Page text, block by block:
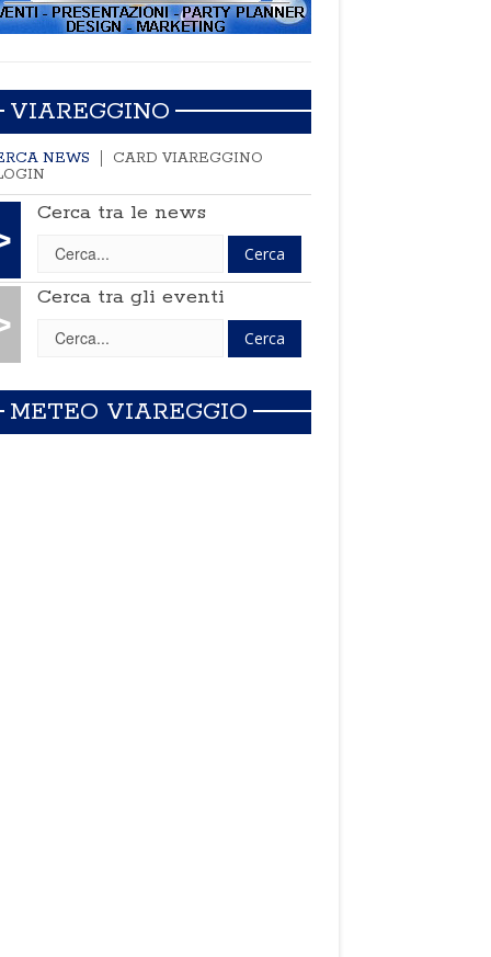
VIAREGGINO
NEWS
CARD VIAREGGINO
Cerca tra le news
Cerca tra gli eventi
METEO VIAREGGIO